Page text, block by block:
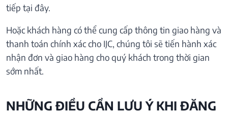
tiếp tại đây.
Hoặc khách hàng có thể cung cấp thông tin giao hàng và
thanh toán chính xác cho IJC, chúng tôi sẽ tiến hành xác
nhận đơn và giao hàng cho quý khách trong thời gian
sớm nhất.
NHỮNG ĐIỀU CẦN LƯU Ý KHI ĐĂNG